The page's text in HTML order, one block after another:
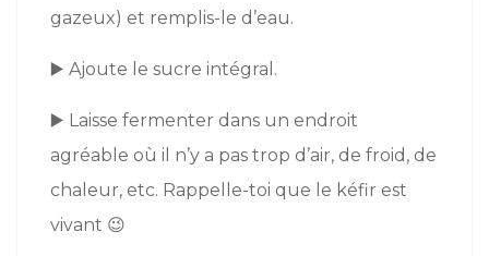
gazeux) et remplis-le d’eau.
▶️ Ajoute le sucre intégral.
▶️ Laisse fermenter dans un endroit
agréable où il n’y a pas trop d’air, de froid, de
chaleur, etc. Rappelle-toi que le kéfir est
vivant 😉